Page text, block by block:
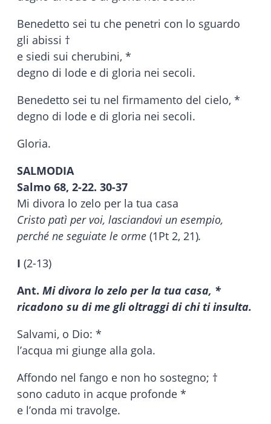
Benedetto sei tu che penetri con lo sguardo
gli abissi †
e siedi sui cherubini, *
degno di lode e di gloria nei secoli.
Benedetto sei tu nel firmamento del cielo, *
degno di lode e di gloria nei secoli.
Gloria.
SALMODIA
Salmo 68, 2-22. 30-37
Mi divora lo zelo per la tua casa
Cristo patì per voi, lasciandovi un esempio,
perché ne seguiate le orme (1Pt 2, 21).
I (2-13)
Ant. Mi divora lo zelo per la tua casa, *
ricadono su di me gli oltraggi di chi ti insulta.
Salvami, o Dio: *
l’acqua mi giunge alla gola.
Affondo nel fango e non ho sostegno; †
sono caduto in acque profonde *
e l’onda mi travolge.